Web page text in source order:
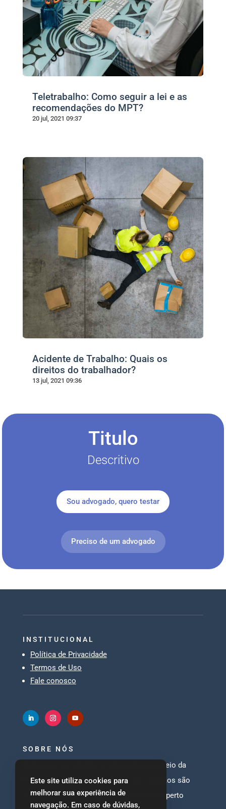
Teletrabalho: Como seguir a lei e as
recomendações do MPT?
20 jul, 2021 09:37
Acidente de Trabalho: Quais os
direitos do trabalhador?
13 jul, 2021 09:36
Titulo
Descritivo
Sou advogado, quero testar
Preciso de um advogado
INSTITUCIONAL
Política de Privacidade
Termos de Uso
Fale conosco
SOBRE NÓS
Aproximamos clientes e advogados por meio da
tecnologia. Problemas comuns dos cidadãos são
encaminhados à advogados especialistas perto
Este site utiliza cookies para
melhorar sua experiência de
navegação. Em caso de dúvidas,